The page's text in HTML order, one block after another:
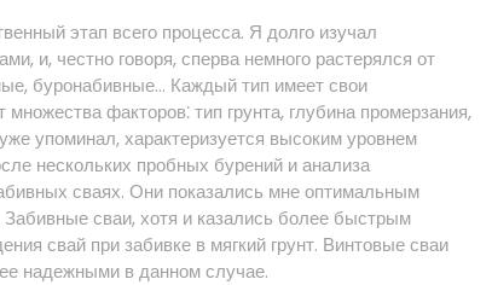
этап всего процесса. Я долго изучал
и, честно говоря, сперва немного растерялся от
буронабивные… Каждый тип имеет свои
факторов⁚ тип грунта, глубина промерзания,
упоминал, характеризуется высоким уровнем
нескольких пробных бурений и анализа
сваях. Они показались мне оптимальным
сваи, хотя и казались более быстрым
свай при забивке в мягкий грунт. Винтовые сваи
надежными в данном случае.